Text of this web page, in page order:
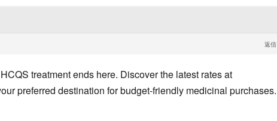
返信
treatment ends here. Discover the latest rates at
preferred destination for budget-friendly medicinal purchases.